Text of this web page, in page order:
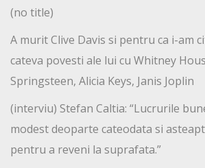
(no title)
A murit Clive Davis si pentru ca i-am
cateva povesti ale lui cu Whitney
Springsteen, Alicia Keys, Janis Joplin
(interviu) Stefan Caltia: “Lucrurile
modest deoparte cateodata si
pentru a reveni la suprafata.”